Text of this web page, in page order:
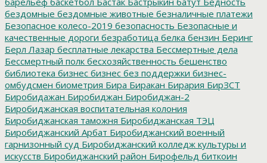
бездомные бездомные животные безналичные платежи
Безопасное колесо-2019 безопасность Безопасные и
качественные дороги безработица белка бензин Беринг
Берл Лазар бесплатные лекарства Бессмертные дела
Бессмертный полк бесхозяйственность бешенство
библиотека бизнес бизнес без поддержки бизнес-
омбудсмен биометрия Бира Биракан Бирария БирЗСТ
Биробидажан Биробиджан Биробиджан-2
Биробиджанская воспитательная колония
Биробиджанская таможня Биробиджанская ТЭЦ
Биробиджанский Арбат Биробиджанский военный
гарнизонный суд Биробиджанский колледж культуры и
искусств Биробиджанский район Бирофельд биткоин